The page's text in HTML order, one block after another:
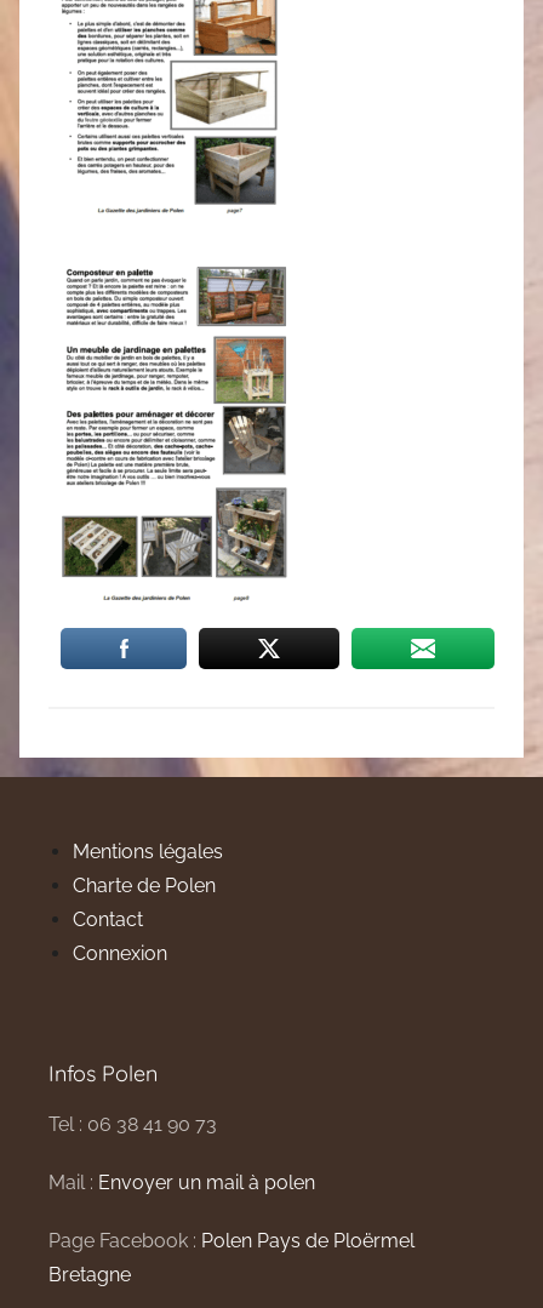
Mentions légales
Charte de Polen
Contact
Connexion
Infos Polen
Tel : 06 38 41 90 73
Mail : Envoyer un mail à polen
Page Facebook : Polen Pays de Ploërmel
Bretagne